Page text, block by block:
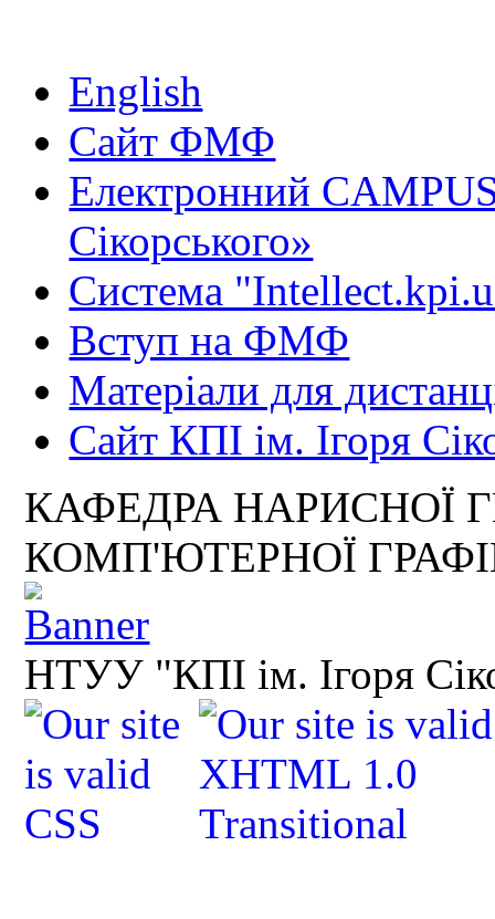
English
Сайт ФМФ
Електронний
Сікорського»
Система
Вступ на ФМФ
Матеріали для
Сайт КПІ ім. Ігоря
КАФЕДРА НАРИСНОЇ
КОМП'ЮТЕРНОЇ
НТУУ "КПІ ім. Ігоря